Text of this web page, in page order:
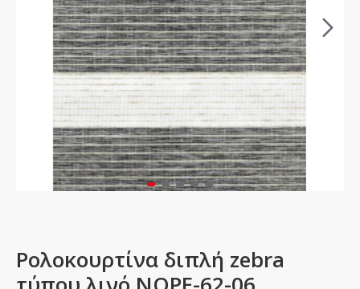
Ρολοκουρτίνα διπλή zebra